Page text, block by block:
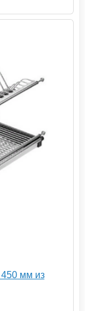
мм из